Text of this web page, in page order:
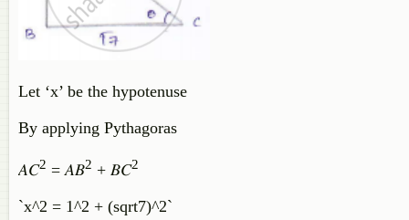
Let ‘x’ be the hypotenuse
By applying Pythagoras
𝐴𝐶2 = 𝐴𝐵2 + 𝐵𝐶2
`x^2 = 1^2 + (sqrt7)^2`